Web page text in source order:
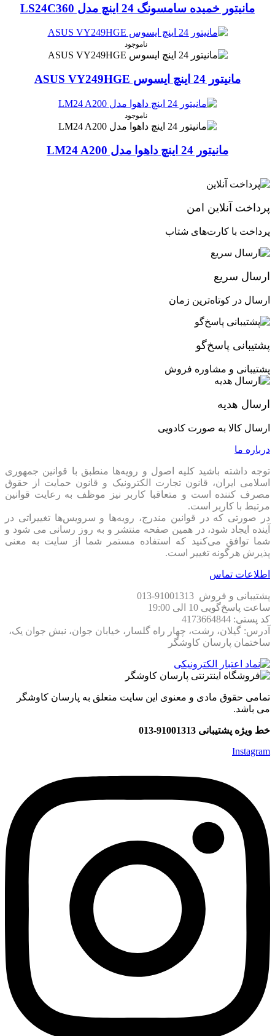
مانیتور خمیده سامسونگ 24 اینچ مدل LS24C360
ناموجود
مانیتور 24 اینچ ایسوس ASUS VY249HGE
ناموجود
مانیتور 24 اینچ داهوا مدل LM24 A200
پرداخت آنلاین امن
پرداخت با کارت‌های شتاب
ارسال سریع
ارسال در کوتاه‌ترین زمان
پشتیبانی پاسخ‌گو
پشتیبانی و مشاوره فروش
ارسال هدیه
ارسال کالا به صورت کادویی
درباره ما
توجه داشته باشید کلیه اصول و رویه‏‌ها منطبق با قوانین جمهوری
اسلامی ایران، قانون تجارت الکترونیک و قانون حمایت از حقوق
مصرف کننده است و متعاقبا کاربر نیز موظف به رعایت قوانین
مرتبط با کاربر است.
در صورتی که در قوانین مندرج، رویه‏‌ها و سرویس‏‌ها تغییراتی در
آینده ایجاد شود، در همین صفحه منتشر و به روز رسانی می شود و
شما توافق می‏‌کنید که استفاده مستمر شما از سایت به معنی
پذیرش هرگونه تغییر است.
اطلاعات تماس
پشتیبانی و فروش 91001313-013
ساعت پاسخ‌گویی 10 الی 19:00
کد پستی: 4173664844
آدرس: گیلان، رشت، چهار راه گلسار، خیابان جوان، نبش جوان یک،
ساختمان پارسان کاوشگر
تمامی حقوق مادی و معنوی این سایت متعلق به پارسان کاوشگر
می باشد.
خط ویژه پشتیبانی 91001313-013
Instagram